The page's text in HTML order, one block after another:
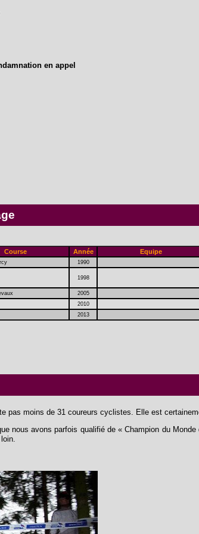
en appel
Course Année Equipe
1990
1998
2005
2010
2013
pas moins de 31 coureurs cyclistes. Elle est
nous avons parfois qualifié de « Champion du